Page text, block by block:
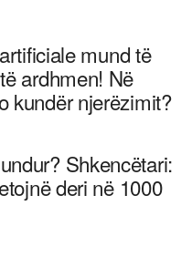
mund të
ardhmen! Në
kundër njerëzimit?
Shkencëtari:
deri në 1000